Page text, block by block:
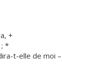
+
*
t-elle de moi –